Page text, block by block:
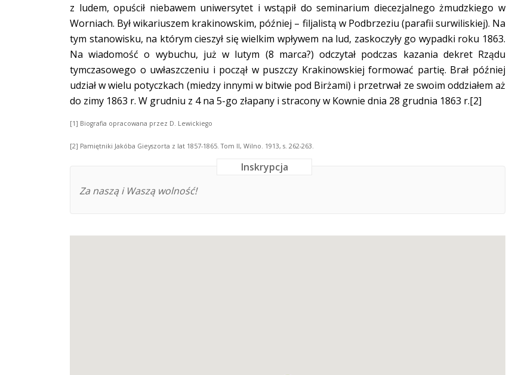
z ludem, opuścił niebawem uniwersytet i wstąpił do seminarium diecezjalnego żmudzkiego w
Worniach. Był wikariuszem krakinowskim, później – filjalistą w Podbrzeziu (parafii surwiliskiej). Na
tym stanowisku, na którym cieszył się wielkim wpływem na lud, zaskoczyły go wypadki roku 1863.
Na wiadomość o wybuchu, już w lutym (8 marca?) odczytał podczas kazania dekret Rządu
tymczasowego o uwłaszczeniu i począł w puszczy Krakinowskiej formować partię. Brał później
udział w wielu potyczkach (miedzy innymi w bitwie pod Birżami) i przetrwał ze swoim oddziałem aż
do zimy 1863 r. W grudniu z 4 na 5-go złapany i stracony w Kownie dnia 28 grudnia 1863 r.[2]
[1] Biografia opracowana przez D. Lewickiego
[2] Pamiętniki Jakóba Gieyszorta z lat 1857-1865. Tom II, Wilno. 1913, s. 262-263.
Inskrypcja
Za naszą i Waszą wolność!